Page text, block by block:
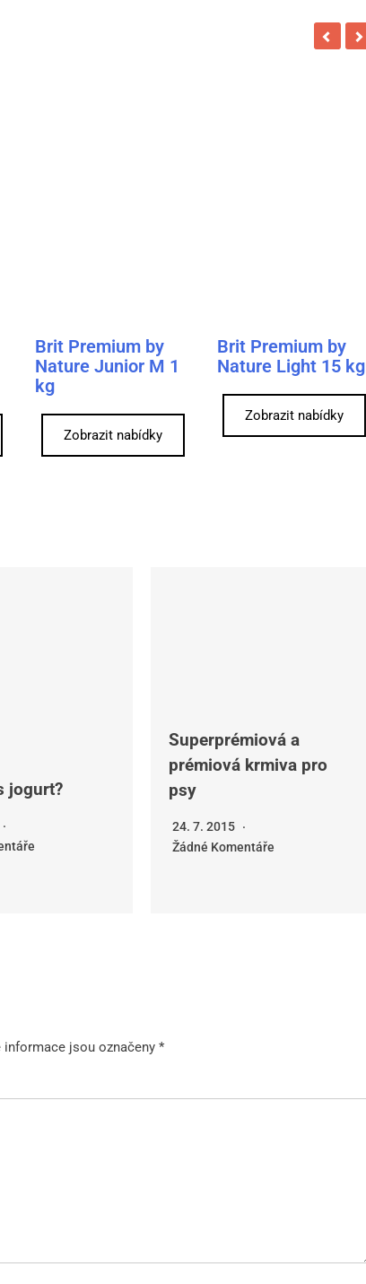
Brit Premium by
Nature Junior M 1
kg
Zobrazit nabídky
Brit Premium by
Nature Light 15 kg
Zobrazit nabídky
jogurt?
Superprémiová a
prémiová krmiva pro
psy
24. 7. 2015
Žádné Komentáře
informace jsou označeny *